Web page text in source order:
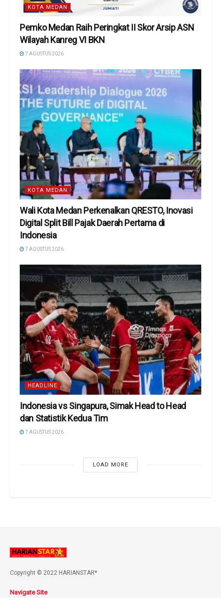
KOTA MEDAN
Pemko Medan Raih Peringkat II Skor Arsip ASN
Wilayah Kanreg VI BKN
7 AGUSTUS 2026
KOTA MEDAN
Wali Kota Medan Perkenalkan QRESTO, Inovasi
Digital Split Bill Pajak Daerah Pertama di
Indonesia
7 AGUSTUS 2026
HEADLINE
Indonesia vs Singapura, Simak Head to Head
dan Statistik Kedua Tim
7 AGUSTUS 2026
LOAD MORE
Copyright © 2022 HARIANSTAR*
Navigate Site